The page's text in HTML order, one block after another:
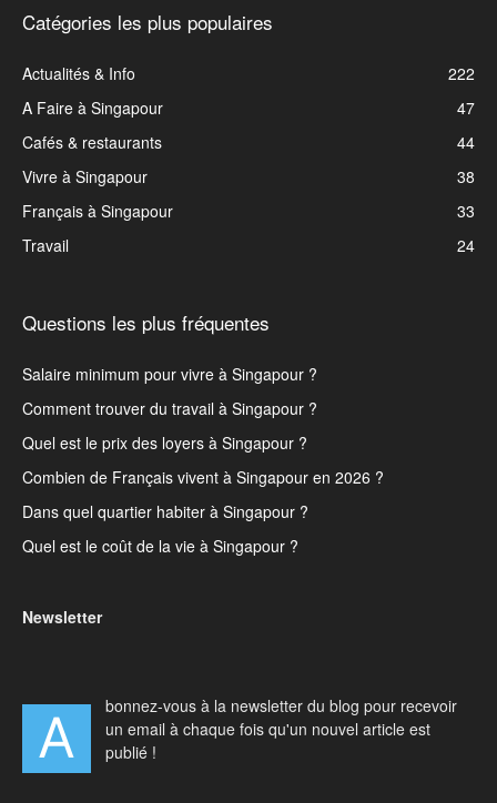
Catégories les plus populaires
Actualités & Info
222
A Faire à Singapour
47
Cafés & restaurants
44
Vivre à Singapour
38
Français à Singapour
33
Travail
24
Questions les plus fréquentes
Salaire minimum pour vivre à Singapour ?
Comment trouver du travail à Singapour ?
Quel est le prix des loyers à Singapour ?
Combien de Français vivent à Singapour en 2026 ?
Dans quel quartier habiter à Singapour ?
Quel est le coût de la vie à Singapour ?
Newsletter
A
bonnez-vous à la newsletter du blog pour recevoir
un email à chaque fois qu'un nouvel article est
publié !